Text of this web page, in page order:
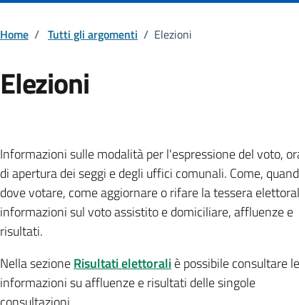
Home / Tutti gli argomenti / Elezioni
Elezioni
Informazioni sulle modalità per l'espressione del voto,
di apertura dei seggi e degli uffici comunali. Come,
dove votare, come aggiornare o rifare la tessera
informazioni sul voto assistito e domiciliare, affluenze e
risultati.
Nella sezioneRisultati elettoraliè possibile consultare le
informazioni su affluenze e risultati delle singole